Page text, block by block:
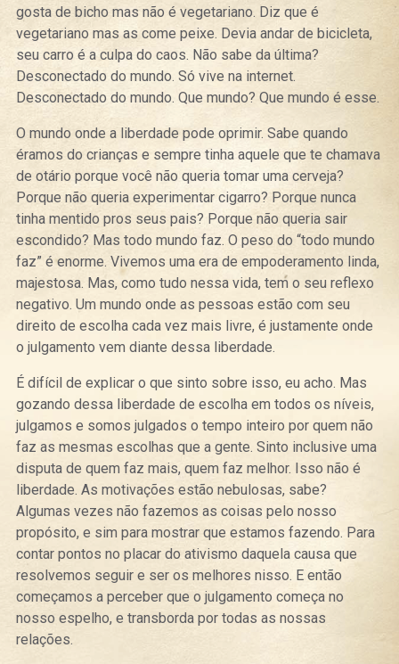
gosta de bicho mas não é vegetariano. Diz que é
vegetariano mas as come peixe. Devia andar de bicicleta,
seu carro é a culpa do caos. Não sabe da última?
Desconectado do mundo. Só vive na internet.
Desconectado do mundo. Que mundo? Que mundo é esse.
O mundo onde a liberdade pode oprimir. Sabe quando
éramos do crianças e sempre tinha aquele que te chamava
de otário porque você não queria tomar uma cerveja?
Porque não queria experimentar cigarro? Porque nunca
tinha mentido pros seus pais? Porque não queria sair
escondido? Mas todo mundo faz. O peso do “todo mundo
faz” é enorme. Vivemos uma era de empoderamento linda,
majestosa. Mas, como tudo nessa vida, tem o seu reflexo
negativo. Um mundo onde as pessoas estão com seu
direito de escolha cada vez mais livre, é justamente onde
o julgamento vem diante dessa liberdade.
É difícil de explicar o que sinto sobre isso, eu acho. Mas
gozando dessa liberdade de escolha em todos os níveis,
julgamos e somos julgados o tempo inteiro por quem não
faz as mesmas escolhas que a gente. Sinto inclusive uma
disputa de quem faz mais, quem faz melhor. Isso não é
liberdade. As motivações estão nebulosas, sabe?
Algumas vezes não fazemos as coisas pelo nosso
propósito, e sim para mostrar que estamos fazendo. Para
contar pontos no placar do ativismo daquela causa que
resolvemos seguir e ser os melhores nisso. E então
começamos a perceber que o julgamento começa no
nosso espelho, e transborda por todas as nossas
relações.